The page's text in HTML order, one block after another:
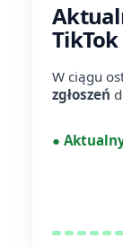
TikTok
W ciągu
zgłoszeń
●